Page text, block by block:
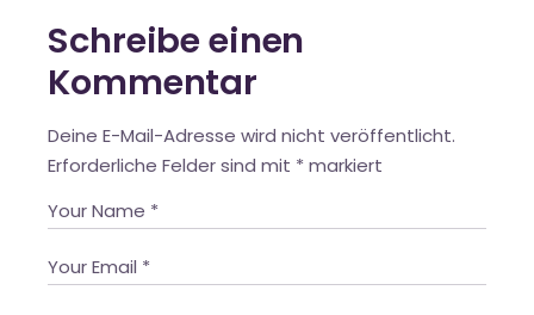
Schreibe einen
Kommentar
Deine E-Mail-Adresse wird nicht veröffentlicht.
Erforderliche Felder sind mit * markiert